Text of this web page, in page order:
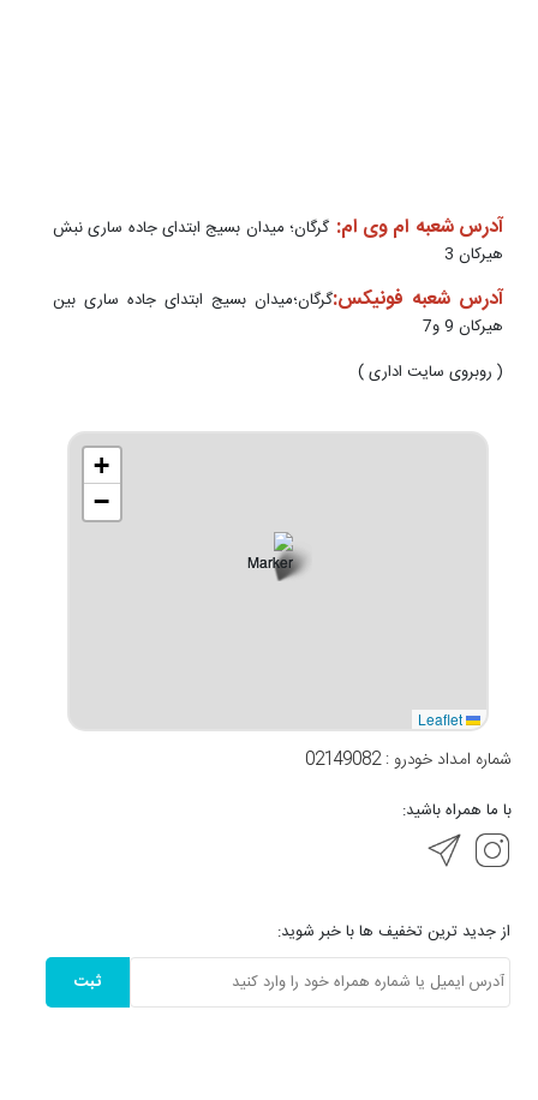
آدرس شعبه ام وی ام: گرگان؛ ميدان بسيج ابتدای جاده ساری نبش
هیرکان 3
آدرس شعبه فونیکس:گرگان؛میدان بسیج ابتدای جاده ساری بین
هیرکان 9 و7
( روبروی سایت اداری )
+
−
شماره امداد خودرو : 02149082
با ما همراه باشید:
از جدید ترین تخفیف ها با خبر شوید:
ثبت